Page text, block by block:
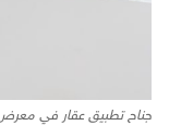
جناح تطبيق عقار في